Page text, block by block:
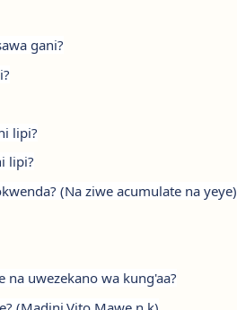
gani?
lipi?
lipi?
(Na ziwe acumulate na yeye)
uwezekano wa kung'aa?